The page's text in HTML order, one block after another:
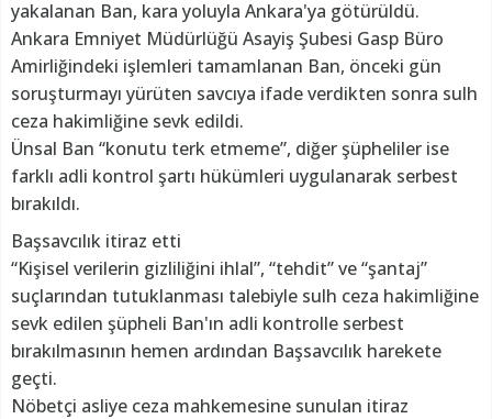
yakalanan Ban, kara yoluyla Ankara'ya götürüldü.
Ankara Emniyet Müdürlüğü Asayiş Şubesi Gasp Büro
Amirliğindeki işlemleri tamamlanan Ban, önceki gün
soruşturmayı yürüten savcıya ifade verdikten sonra sulh
ceza hakimliğine sevk edildi.
Ünsal Ban “konutu terk etmeme”, diğer şüpheliler ise
farklı adli kontrol şartı hükümleri uygulanarak serbest
bırakıldı.
Başsavcılık itiraz etti
“Kişisel verilerin gizliliğini ihlal”, “tehdit” ve “şantaj”
suçlarından tutuklanması talebiyle sulh ceza hakimliğine
sevk edilen şüpheli Ban'ın adli kontrolle serbest
bırakılmasının hemen ardından Başsavcılık harekete
geçti.
Nöbetçi asliye ceza mahkemesine sunulan itiraz